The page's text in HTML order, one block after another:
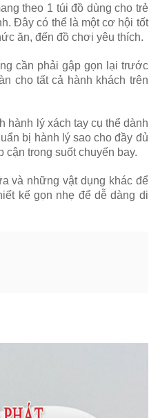
theo 1 túi đồ dùng cho trẻ
Đây có thể là một cơ hội tốt
ăn, đến đồ chơi yêu thích.
cần phải gập gọn lại trước
cho tất cả hành khách trên
hành lý xách tay cụ thể dành
bị hành lý sao cho đầy đủ
trong suốt chuyến bay.
và những vật dụng khác để
kế gọn nhẹ để dễ dàng di